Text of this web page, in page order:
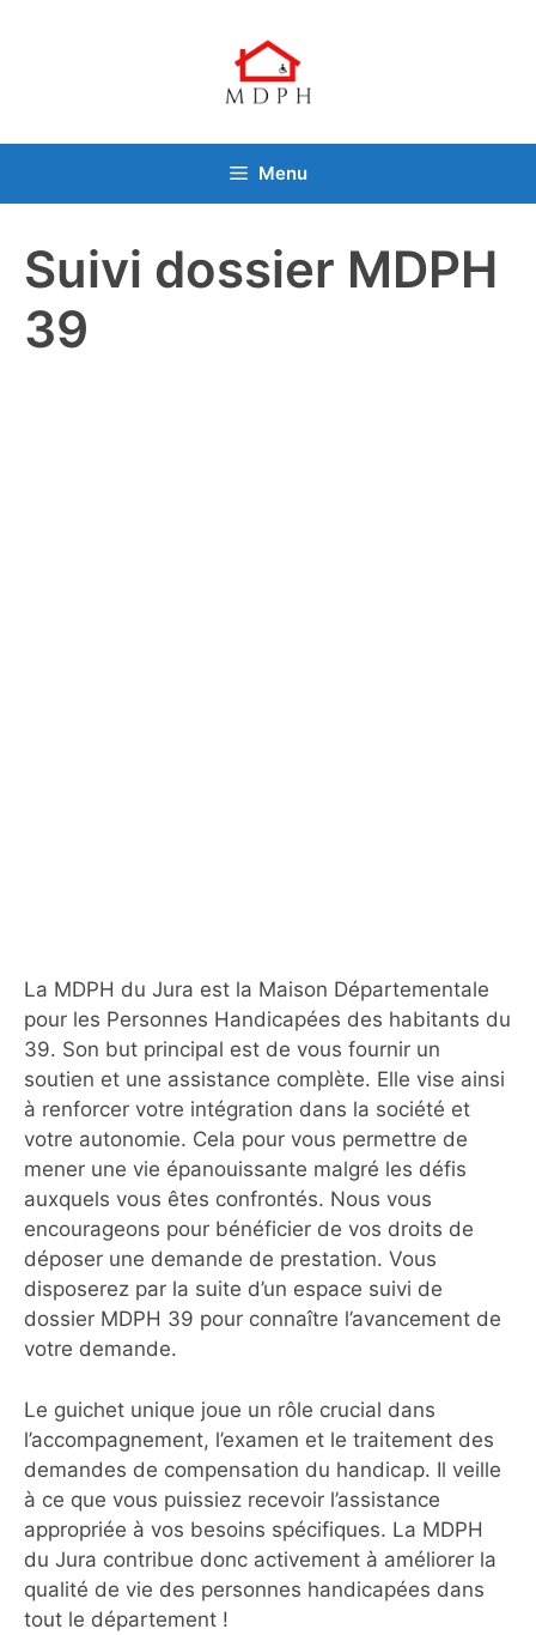
Menu
Suivi dossier MDPH
39
La MDPH du Jura est la Maison Départementale
pour les Personnes Handicapées des habitants du
39. Son but principal est de vous fournir un
soutien et une assistance complète. Elle vise ainsi
à renforcer votre intégration dans la société et
votre autonomie. Cela pour vous permettre de
mener une vie épanouissante malgré les défis
auxquels vous êtes confrontés. Nous vous
encourageons pour bénéficier de vos droits de
déposer une demande de prestation. Vous
disposerez par la suite d’un espace suivi de
dossier MDPH 39 pour connaître l’avancement de
votre demande.
Le guichet unique joue un rôle crucial dans
l’accompagnement, l’examen et le traitement des
demandes de compensation du handicap. Il veille
à ce que vous puissiez recevoir l’assistance
appropriée à vos besoins spécifiques. La MDPH
du Jura contribue donc activement à améliorer la
qualité de vie des personnes handicapées dans
tout le département !